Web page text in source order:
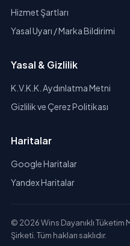
Hizmet Şartları
Yasal Uyarı / Marka Bildirimi
Yasal & Gizlilik
K.V.K.K. Aydınlatma Metni
Gizlilik ve Çerez Politikası
Haritalar
Google Haritalar
Yandex Haritalar
© 2026 Wins Dayanıklı Tüketim
Şirketi. Tüm hakları saklıdır.